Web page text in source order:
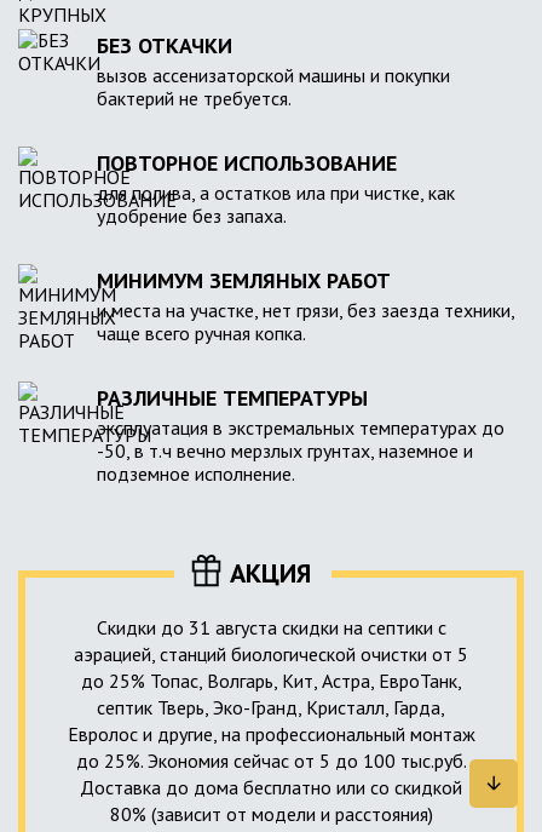
БЕЗ ОТКАЧКИ
вызов ассенизаторской машины и покупки
бактерий не требуется.
ПОВТОРНОЕ ИСПОЛЬЗОВАНИЕ
для полива, а остатков ила при чистке, как
удобрение без запаха.
МИНИМУМ ЗЕМЛЯНЫХ РАБОТ
и места на участке, нет грязи, без заезда техники,
чаще всего ручная копка.
РАЗЛИЧНЫЕ ТЕМПЕРАТУРЫ
эксплуатация в экстремальных температурах до
-50, в т.ч вечно мерзлых грунтах, наземное и
подземное исполнение.
АКЦИЯ
Скидки до 31 августа скидки на септики с
аэрацией, станций биологической очистки от 5
до 25% Топас, Волгарь, Кит, Астра, ЕвроТанк,
септик Тверь, Эко-Гранд, Кристалл, Гарда,
Евролос и другие, на профессиональный монтаж
до 25%. Экономия сейчас от 5 до 100 тыс.руб.
Доставка до дома бесплатно или со скидкой
80% (зависит от модели и расстояния)